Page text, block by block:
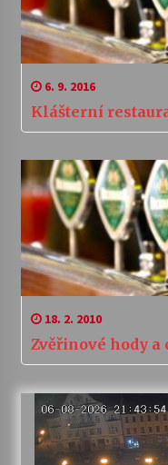
6. 9. 2016
Klášterní
18. 2. 2010
Zvěřinové hody a